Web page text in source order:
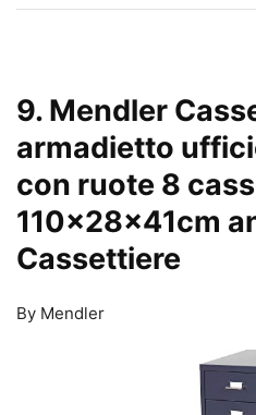
9. Mendler
armadietto
con ruote 8
110x28x41cm
Cassettiere
By Mendler